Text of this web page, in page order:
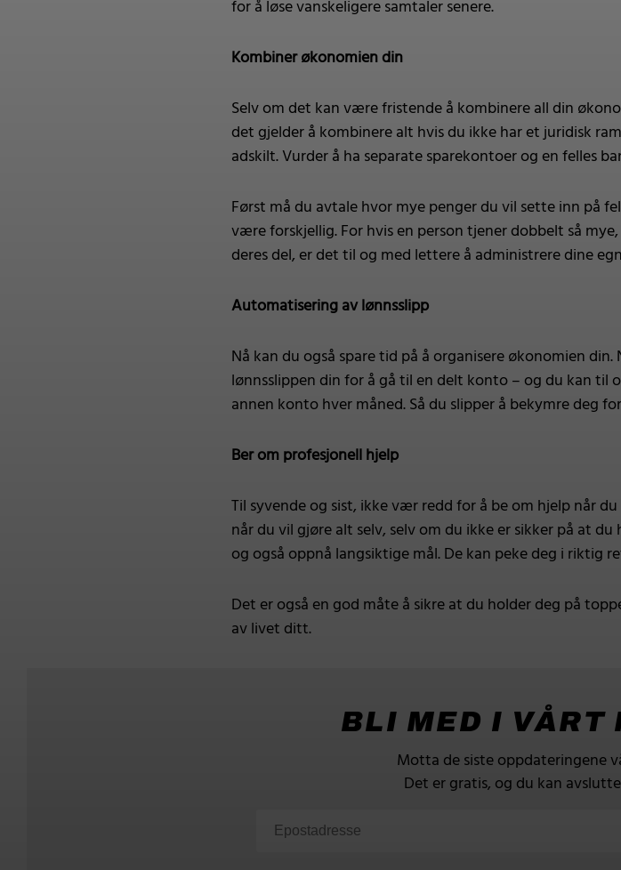
for å løse vanskeligere samtaler senere.
Kombiner økonomien din
Selv om det kan være fristende å kombinere all din
det gjelder å kombinere alt hvis du ikke har et juridisk
adskilt. Vurder å ha separate sparekontoer og en felles
Først må du avtale hvor mye penger du vil sette inn på
være forskjellig. For hvis en person tjener dobbelt så
deres del, er det til og med lettere å administrere dine
Automatisering av lønnsslipp
Nå kan du også spare tid på å organisere økonomien
lønnsslippen din for å gå til en delt konto – og du kan
annen konto hver måned. Så du slipper å bekymre deg
Ber om profesjonell hjelp
Til syvende og sist, ikke vær redd for å be om hjelp når
når du vil gjøre alt selv, selv om du ikke er sikker på at
og også oppnå langsiktige mål. De kan peke deg i riktig
Det er også en god måte å sikre at du holder deg på
av livet ditt.
BLI MED I VÅRT
Motta de siste oppdateringene
Det er gratis, og du kan